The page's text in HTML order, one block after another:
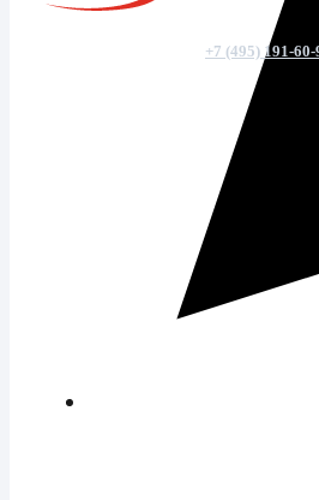
+7 (495) 191-60-